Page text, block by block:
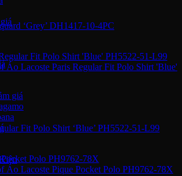
‘Grey’ DH1417-10-4PC
Fit Polo Shirt ‘Blue’ PH5522-51-L99